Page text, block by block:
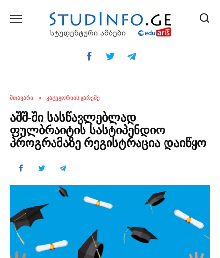
ᲛᲗᲐᲕᲐᲠᲘ » ᲙᲐᲢᲔᲒᲝᲠᲘᲘᲡ ᲒᲐᲠᲔᲨᲔ
აშშ-ში სასწავლებლად
ფულბრაიტის სასტიპენდიო
პროგრამაზე რეგისტრაცია დაიწყო